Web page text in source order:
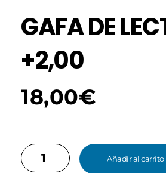
GAFA DE
+2,00
18,00€
Añadir al carrito